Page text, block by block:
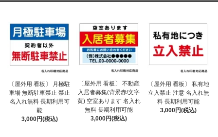
〔屋外用 看板〕 月極駐
車場 無断駐車禁止 禁止
名入れ無料 長期利用可
能
3,000円(税込)
〔屋外用 看板〕 不動産
入居者募集(背景赤/文字
黄) 空室あります 名入れ
無料 長期利用可能
3,000円(税込)
〔屋外用 看板〕 私有地
立入禁止 注意 名入れ無
料 長期利用可能
3,000円(税込)